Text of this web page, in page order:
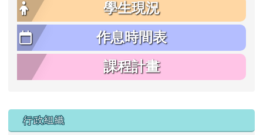
學生現況
作息時間表
課程計畫
行政組織